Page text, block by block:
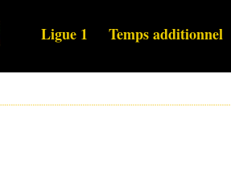
Ligue 1 Temps additionnel